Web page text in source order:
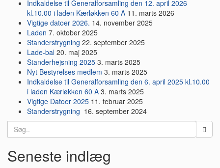
Indkaldelse til Generalforsamling den 12. april 2026
kl.10.00 i laden Kærløkken 60 A 11. marts 2026
Vigtige datoer 2026. 14. november 2025
Laden 7. oktober 2025
Standerstrygning 22. september 2025
Lade-bal 20. maj 2025
Standerhejsning 2025 3. marts 2025
Nyt Bestyrelses medlem 3. marts 2025
Indkaldelse til Generalforsamling den 6. april 2025 kl.10.00
i laden Kærløkken 60 A 3. marts 2025
Vigtige Datoer 2025 11. februar 2025
Standerstrygning 16. september 2024
Search
for:
Seneste indlæg